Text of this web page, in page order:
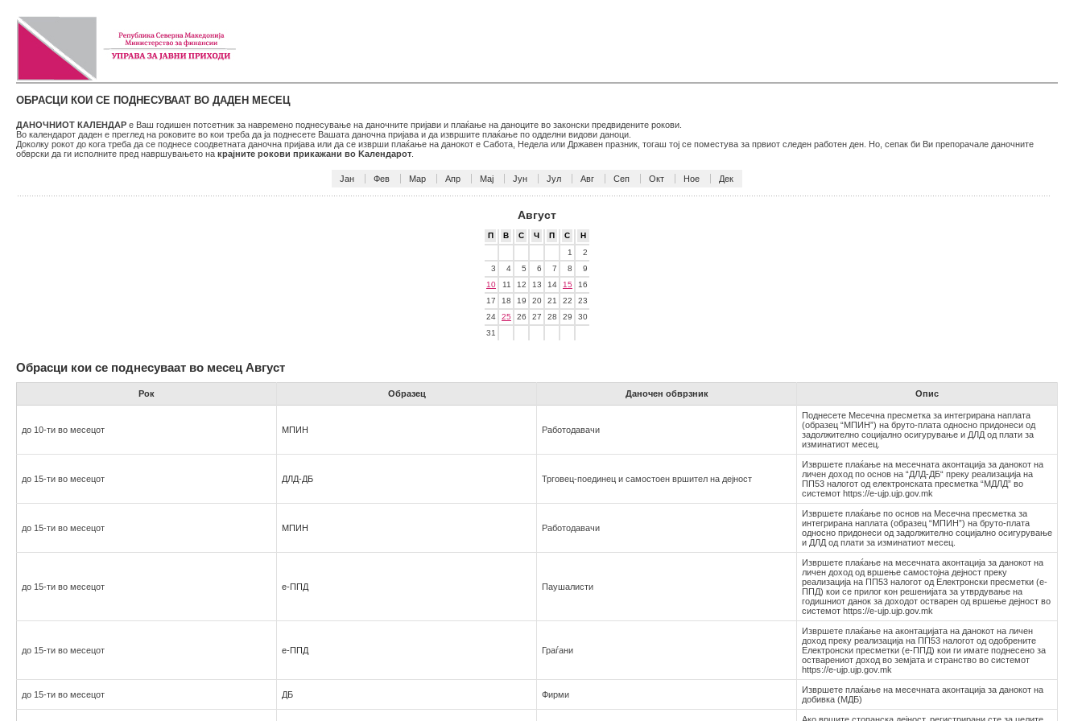
ОБРАСЦИ КОИ СЕ ПОДНЕСУВААТ ВО ДАДЕН МЕСЕЦ
ДАНОЧНИОТ КАЛЕНДАР е Ваш годишен потсетник за навремено поднесување на даночните пријави и плаќање на даноците во законски предвидените рокови.
Во календарот даден е преглед на роковите во кои треба да ја поднесете Вашата даночна пријава и да извршите плаќање по одделни видови даноци.
Доколку рокот до кога треба да се поднесе соодветната даночна пријава или да се изврши плаќање на данокот е Сабота, Недела или Државен празник, тогаш тој се поместува за првиот следен работен ден. Но, сепак би Ви препорачале даночните
обврски да ги исполните пред навршувањето на крајните рокови прикажани во Kалендарот
Јан Фев Мар Апр Мај Јун Јул Авг Сеп Окт Ное Дек
Август
П В С Ч П С
Н
1
2
3
4 5 6 7 8
9
10
11 12 13 14 15
16
17
18 19 20 21 22
23
24
25 26 27 28 29
30
31
Обрасци кои се поднесуваат во месец Август
Рок Образец Даночен обврзник Опис
до 10-ти во месецот МПИН Работодавaчи
Поднесете Месечна пресметка за интегрирана наплата
(образец “МПИН”) на бруто-плата односно придонеси од
задолжително социјално осигурување и ДЛД од плати за
изминатиот месец.
до 15-ти во месецот ДЛД-ДБ Трговец-поединец и самостоен вршител на дејност
Извршете плаќање на месечната аконтација за данокот на
личен доход по основ на “ДЛД-ДБ“ преку реализација на
ПП53 налогот од електронската пресметка “МДЛД” во
системот https://e-ujp.ujp.gov.mk
до 15-ти во месецот МПИН Работодавaчи
Извршете плаќање по основ на Месечна пресметка за
интегрирана наплата (образец “МПИН”) на бруто-плата
односно придонеси од задолжително социјално осигурување
и ДЛД од плати за изминатиот месец.
до 15-ти во месецот е-ППД Паушалисти
Извршете плаќање на месечната аконтација за данокот на
личен доход од вршење самостојна дејност преку
реализација на ПП53 налогот од Електронски пресметки (е-
ППД) кои се прилог кон решенијата за утврдување на
годишниот данок за доходот остварен од вршење дејност во
системот https://e-ujp.ujp.gov.mk
до 15-ти во месецот е-ППД Граѓани
Извршете плаќање на аконтацијата на данокот на личен
доход преку реализација на ПП53 налогот од одобрените
Електронски пресметки (е-ППД) кои ги имате поднесено за
остварениот доход во земјата и странство во системот
https://e-ujp.ujp.gov.mk
до 15-ти во месецот ДБ Фирми
Извршете плаќање на месечната аконтација за данокот на
добивка (МДБ)